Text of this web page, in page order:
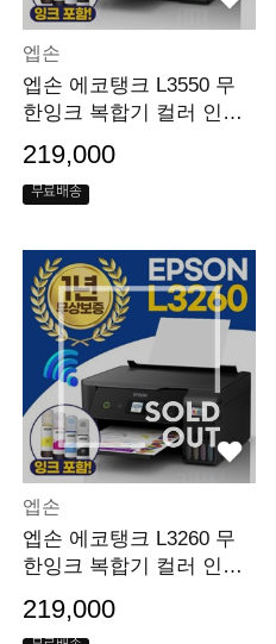
엡손
엡손 에코탱크 L3550 무
한잉크 복합기 컬러 인쇄,
복사, 스캔
219,000
무료배송
엡손
엡손 에코탱크 L3260 무
한잉크 복합기 컬러 인쇄,
219,000